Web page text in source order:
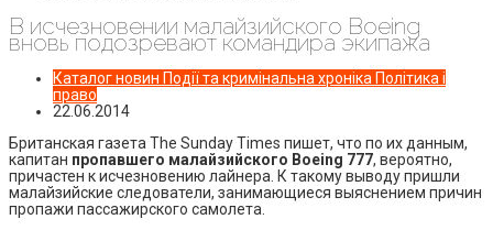
В исчезновении малайзийского Boeing
вновь подозревают командира экипажа
Каталог новин Події та кримінальна хроніка Політика і
право
22.06.2014
Британская газета The Sunday Times пишет, что по их данным,
капитан пропавшего малайзийского Boeing 777, вероятно,
причастен к исчезновению лайнера. К такому выводу пришли
малайзийские следователи, занимающиеся выяснением причин
пропажи пассажирского самолета.